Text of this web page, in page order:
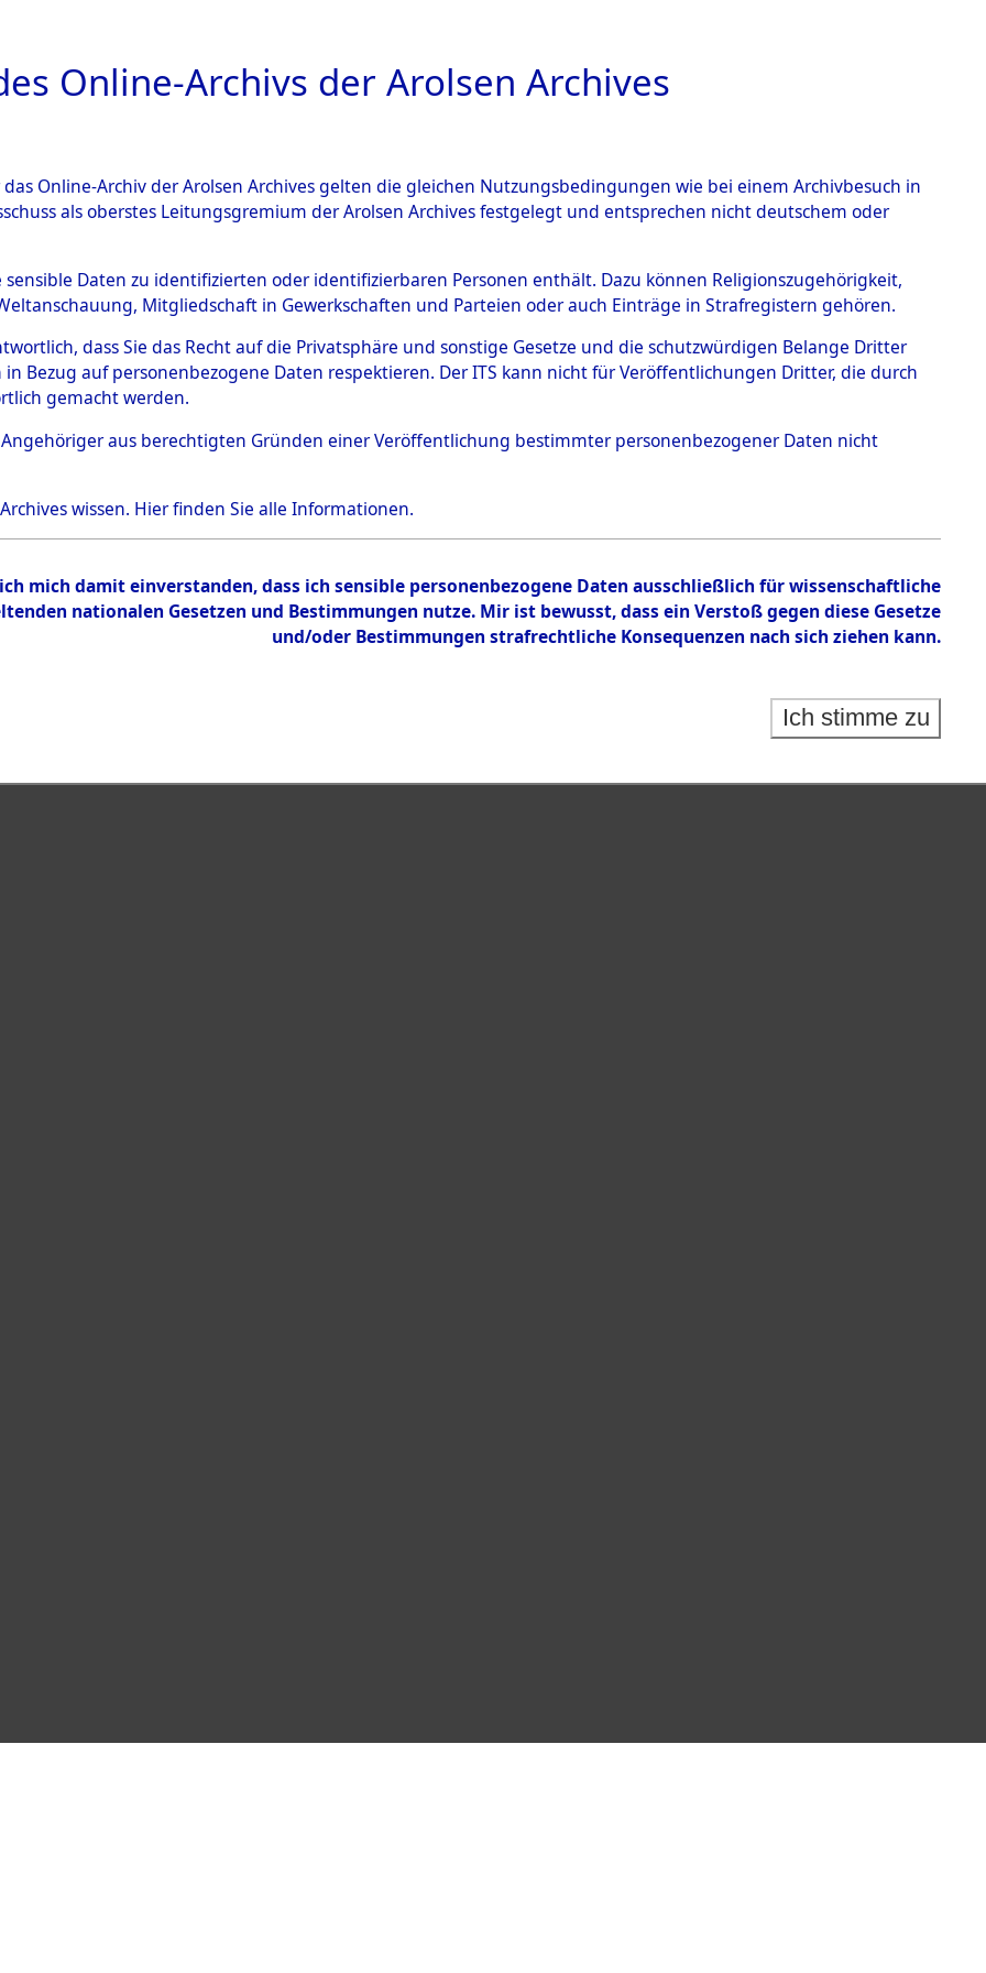
ARCHIVALE ÜBERSICHT BILD
0005 (108004328)
Person CHLOPOCKI, MARIAN
Bestand
Online-Archivs der Arolsen Archives
Online-Archiv der Arolsen Archives gelten die gleichen Nutzungsbedingungen wie bei einem Archivbesuch in
als oberstes Leitungsgremium der Arolsen Archives festgelegt und entsprechen nicht deutschem oder
sensible Daten zu identifizierten oder identifizierbaren Personen enthält. Dazu können Religionszugehörigkeit,
Mitgliedschaft in Gewerkschaften und Parteien oder auch Einträge in Strafregistern gehören.
dass Sie das Recht auf die Privatsphäre und sonstige Gesetze und die schutzwürdigen Belange Dritter
Bezug auf personenbezogene Daten respektieren. Der ITS kann nicht für Veröffentlichungen Dritter, die durch
gemacht werden.
Angehöriger aus berechtigten Gründen einer Veröffentlichung bestimmter personenbezogener Daten nicht
wissen. Hierfinden Sie alle Informationen.
mich damit einverstanden, dass ich sensible personenbezogene Daten ausschließlich für wissenschaftliche
nationalen Gesetzen und Bestimmungen nutze. Mir ist bewusst, dass ein Verstoß gegen diese Gesetze
und/oder Bestimmungen strafrechtliche Konsequenzen nach sich ziehen kann.
Ich stimme zu